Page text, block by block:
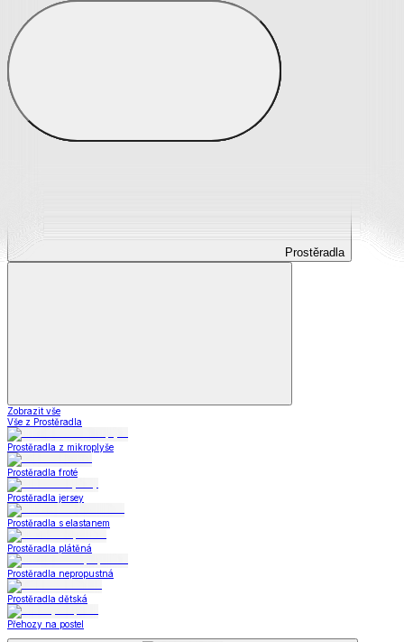
Prostěradla
Prostěradla
Zobrazit vše
Vše z Prostěradla
Prostěradla z mikroplyše
Prostěradla froté
Prostěradla jersey
Prostěradla s elastanem
Prostěradla plátěná
Prostěradla nepropustná
Prostěradla dětská
Přehozy na postel